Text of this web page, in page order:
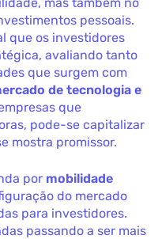
pessoais.
que os investidores
avaliando tanto
que surgem com
de tecnologia e
que
pode-se capitalizar
mostra promissor.
por mobilidade
do mercado
para investidores.
passando a ser mais